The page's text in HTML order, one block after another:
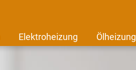
Elektroheizung Ölheizung